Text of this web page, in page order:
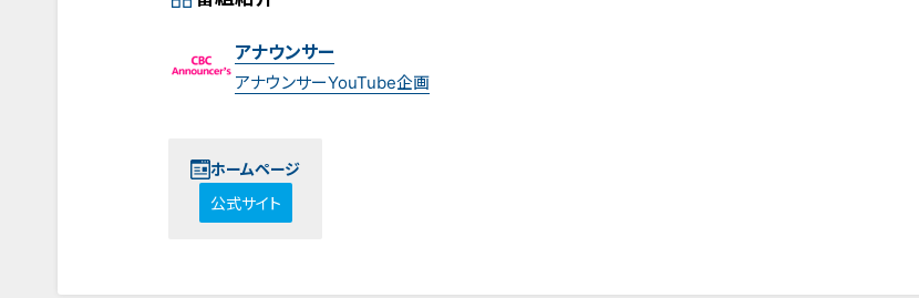
アナウンサー
アナウンサーYouTube企画
ホームページ
公式サイト